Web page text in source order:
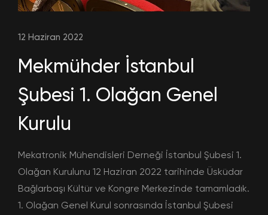
12 Haziran 2022
Mekmühder İstanbul
Şubesi 1. Olağan Genel
Kurulu
Mekatronik Mühendisleri Derneği İstanbul Şubesi 1.
Olağan Kurulunu 12 Haziran 2022 tarihinde Üsküdar
Bağlarbaşı Kültür ve Kongre Merkezinde tamamladık.
1. Olağan Genel Kurul sonrasında İstanbul Şubesi